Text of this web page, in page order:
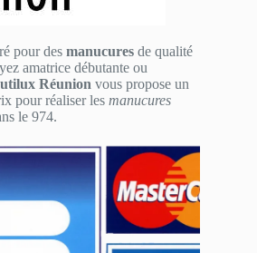
pour des manucures de qualité
amatrice débutante ou
Réunion vous propose un
pour réaliser les manucures
le 974.